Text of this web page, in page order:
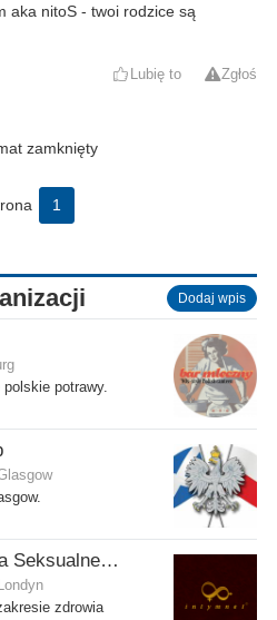
aka nitoS - twoi rodzice są
Lubię to Zgłoś
zamknięty
1
Dodaj wpis
potrawy.
Polskie Centrum Zdrowia Seksualnego
zdrowia